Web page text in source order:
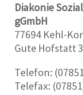
Diakonie
gGmbH
77694 Kehl-
Gute Hofstatt 3
Telefon:
Telefax: